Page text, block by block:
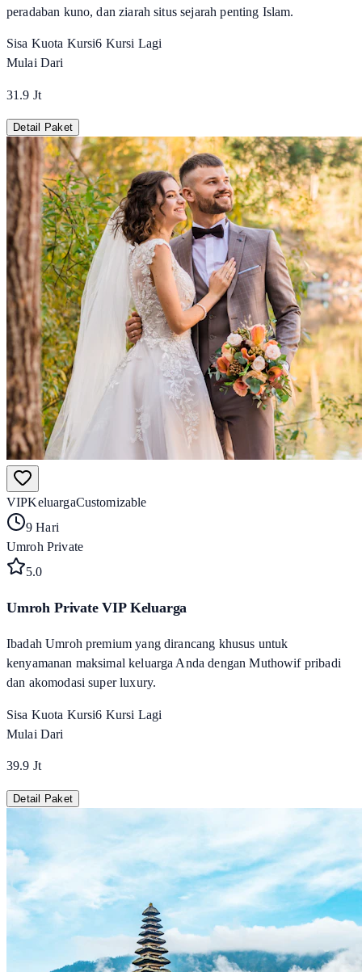
peradaban kuno, dan ziarah situs sejarah penting Islam.
Sisa Kuota Kursi6 Kursi Lagi
Mulai Dari
31.9 Jt
Detail Paket
VIPKeluargaCustomizable
9 Hari
Umroh Private
5.0
Umroh Private VIP Keluarga
Ibadah Umroh premium yang dirancang khusus untuk
kenyamanan maksimal keluarga Anda dengan Muthowif pribadi
dan akomodasi super luxury.
Sisa Kuota Kursi6 Kursi Lagi
Mulai Dari
39.9 Jt
Detail Paket